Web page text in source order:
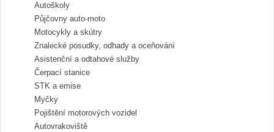
Autoškoly
Půjčovny auto-moto
Motocykly a skútry
Znalecké posudky, odhady a oceňování
Asistenční a odtahové služby
Čerpací stanice
STK a emise
Myčky
Pojištění motorových vozidel
Autovrakoviště